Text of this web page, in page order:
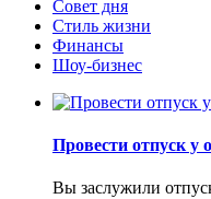
Совет дня
Стиль жизни
Финансы
Шоу-бизнес
Провести отпуск у
Вы заслужили